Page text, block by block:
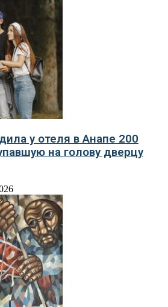
у отеля в Анапе 200
на голову дверцу